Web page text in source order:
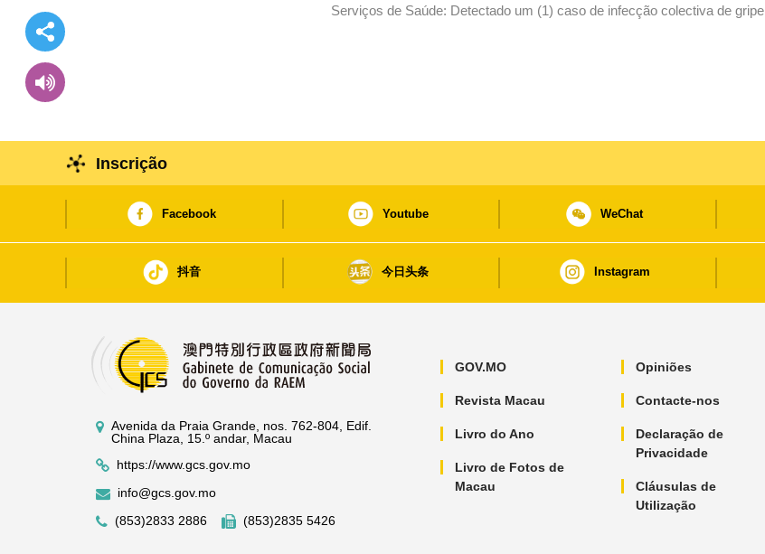
Serviços de Saúde: Detectado um (1) caso de infecção colectiva de gripe
Inscrição
Facebook Youtube WeChat
抖音 今日头条 Instagram
Avenida da Praia Grande, nos. 762-804, Edif.
China Plaza, 15.º andar, Macau
https://www.gcs.gov.mo
info@gcs.gov.mo
(853)2833 2886
(853)2835 5426
GOV.MO
Revista Macau
Livro do Ano
Livro de Fotos de
Macau
Opiniões
Contacte-nos
Declaração de
Privacidade
Cláusulas de
Utilização